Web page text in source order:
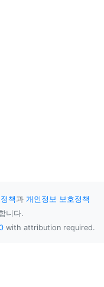
책과 개인정보 보호정책
니다.
with attribution required.